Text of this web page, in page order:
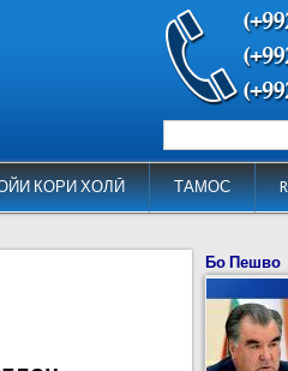
КОРИ ХОЛӢ ТАМОС
Форма
Бо Пешво